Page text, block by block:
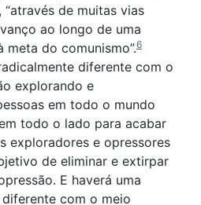
de muitas vias
ao longo de uma
do comunismo”.6
diferente com o
explorando e
em todo o mundo
todo o lado para acabar
exploradores e opressores
de eliminar e extirpar
E haverá uma
com o meio